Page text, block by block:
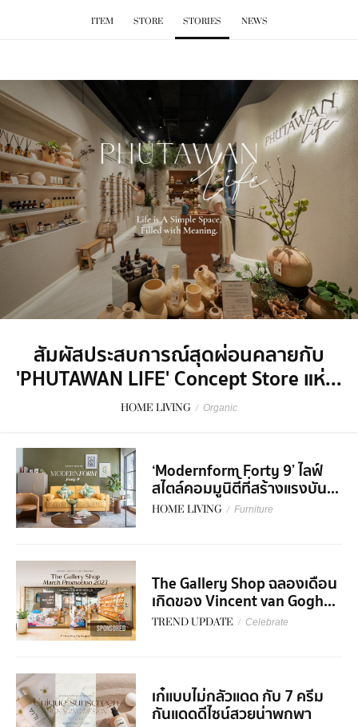
BKK SHOP
ITEM STORE STORIES NEWS
สัมผัสประสบการณ์สุดผ่อนคลายกับ
'PHUTAWAN LIFE' Concept Store แห่...
HOME LIVING / Organic
‘Modernform Forty 9’ ไลฟ์
สไตล์คอมมูนิตี้ที่สร้างแรงบัน...
HOME LIVING / Furniture
SPONSORED
The Gallery Shop ฉลองเดือน
เกิดของ Vincent van Gogh...
TREND UPDATE / Celebrate
เก๋แบบไม่กลัวแดด กับ 7 ครีม
กันแดดดีไซน์สวยน่าพกพา